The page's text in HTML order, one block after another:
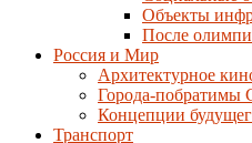
Объекты
После
Россия и Мир
Архитектурное
Города-побратимы
Концепции
Транспорт